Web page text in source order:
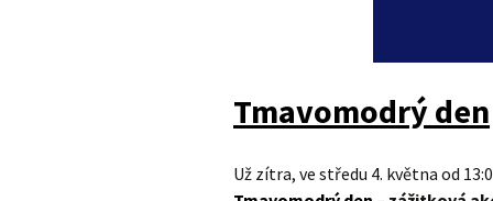
Tmavomodrý den
Už zítra, ve středu 4. května od